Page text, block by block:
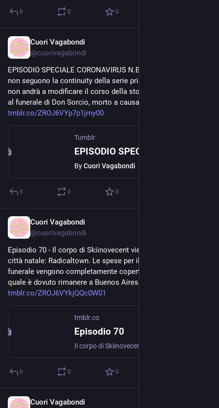
0 0 0
Cuori Vagabondi
@cuorivagabondi
EPISODIO SPECIALE CORONAVIRUS N.B.: Gli episodi speciali
non seguono la continuity della serie principale e ogni evento
non andrà a modificare il corso della storia. Theregen si reca
al funerale di Don Sorcio, morto a causa del coronavirus. Al...
tmblr.co/ZROJ6VYp7p1jmy00
Tumblr
ByCuori Vagabondi
0 0 0
Cuori Vagabondi
@cuorivagabondi
Episodio 70 - Il corpo di Skiinovecent viene portato nella sua
città natale: Radicaltown. Le spese per il trasporto e per il
funerale vengono completamente coperte da Sport Johnny, il
quale è dovuto rimanere a Buenos Aires con la sua neonata...
tmblr.co/ZROJ6VYkjQQc0W01
tmblr.co
Episodio 70
0 0 0
Cuori Vagabondi